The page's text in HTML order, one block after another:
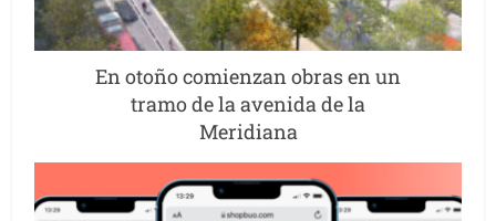
En otoño comienzan obras en un
tramo de la avenida de la
Meridiana